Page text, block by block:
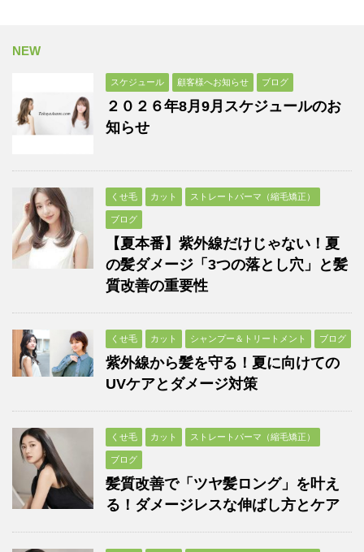
NEW
スケジュール 顧客様へお知らせ ブログ
２０２６年8月9月スケジュールのお
知らせ
くせ毛 カット ストレートパーマ（縮毛矯正）
ブログ
【夏本番】紫外線だけじゃない！夏
の髪ダメージ「3つの落とし穴」と髪
質改善の重要性
くせ毛 カット シャンプー＆トリートメント ブログ
紫外線から髪を守る！夏に向けての
UVケアとダメージ対策
くせ毛 カット ストレートパーマ（縮毛矯正）
ブログ
髪質改善で「ツヤ髪ロング」を叶え
る！ダメージレスな伸ばし方とケア